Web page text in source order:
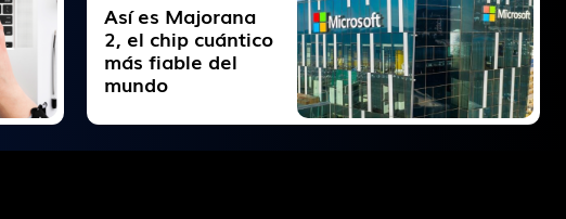
Así es Majorana
2, el chip cuántico
más fiable del
mundo